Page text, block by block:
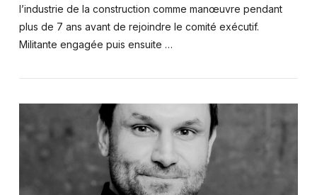
VIEW POST
l’industrie de la construction comme manœuvre pendant
plus de 7 ans avant de rejoindre le comité exécutif.
Militante engagée puis ensuite …